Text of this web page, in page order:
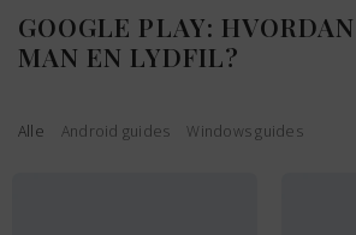
Fortsæt
indhold
GOOGLE PLAY:
MAN EN LYDFIL?
Alle Android guides Windows guides